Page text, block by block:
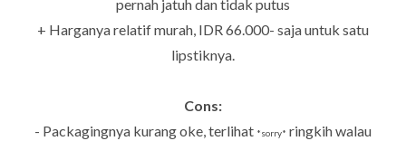
pernah jatuh dan tidak putus
+ Harganya relatif murah, IDR 66.000- saja untuk satu
lipstiknya.
Cons:
- Packagingnya kurang oke, terlihat *sorry* ringkih walau